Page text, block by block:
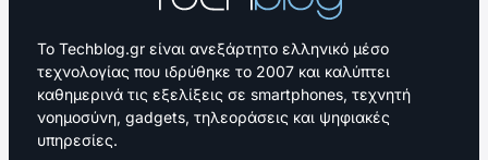
Το Techblog.gr είναι ανεξάρτητο ελληνικό μέσο
τεχνολογίας που ιδρύθηκε το 2007 και καλύπτει
καθημερινά τις εξελίξεις σε smartphones, τεχνητή
νοημοσύνη, gadgets, τηλεοράσεις και ψηφιακές
υπηρεσίες.